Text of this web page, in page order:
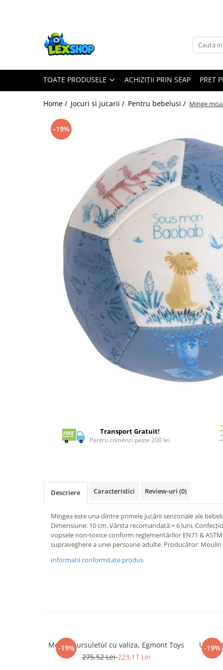
Toate Produsele
Board Games
Board Games
Extensii card games
Party Games (jocuri de petrecere)
Jocuri cu miniaturi
Miniaturi Arkham Horror
Miniaturi HEROCLIX
Accesorii pentru boardgames
Protectii carti (Sleeves)
Deck Boxes/Cutii pentru carti
Portofolii/ Clasoare pentru carti
Alte produse Hobby
Studio Ghibli/My Neighbor
TOATE PRODUSELE ACHIZIȚII PRIN SEAP PRET
Home / Jocuri si jucarii / Pentru bebelusi / Minge
-19%
Transport Gratuit!
Pentru comenzi peste 200 lei
Descriere Caracteristici Review-uri (0)
Mingea este una dintre primele jucării senzoriale ale
Dimensiune: 10 cm. Vârsta recomandată:+ 6 luni.
vopsele non-toxice conform reglementărilor EN71 &
supraveghere a unei persoane adulte. Producător: Moulin
Informatii conformitate produs
-19%
Morris - ursuletul cu valiza, Egmont Toys
275,52 Lei223,17 Lei
-19%